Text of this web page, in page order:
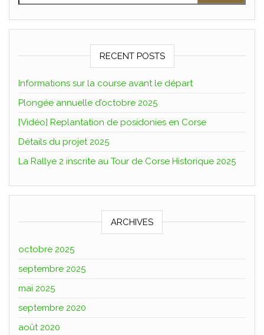
RECENT POSTS
Informations sur la course avant le départ
Plongée annuelle d’octobre 2025
[Vidéo] Replantation de posidonies en Corse
Détails du projet 2025
La Rallye 2 inscrite au Tour de Corse Historique 2025
ARCHIVES
octobre 2025
septembre 2025
mai 2025
septembre 2020
août 2020